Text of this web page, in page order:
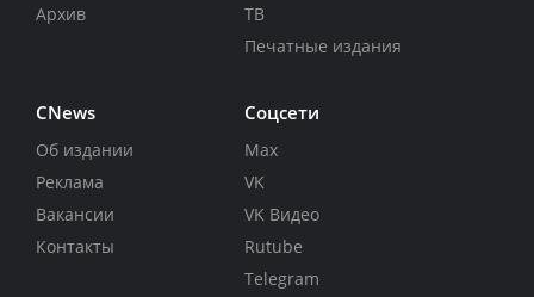
Архив
ТВ
Печатные издания
CNews
Об издании
Реклама
Вакансии
Контакты
Соцсети
Max
VK
VK Видео
Rutube
Telegram